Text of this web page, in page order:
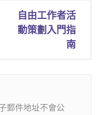
自由工作者活
動策劃入門指
南
郵件地址不會公